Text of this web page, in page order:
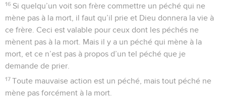
16 Si quelqu’un voit son frère commettre un péché qui ne
mène pas à la mort, il faut qu’il prie et Dieu donnera la vie à
ce frère. Ceci est valable pour ceux dont les péchés ne
mènent pas à la mort. Mais il y a un péché qui mène à la
mort, et ce n’est pas à propos d’un tel péché que je
demande de prier.
17 Toute mauvaise action est un péché, mais tout péché ne
mène pas forcément à la mort.